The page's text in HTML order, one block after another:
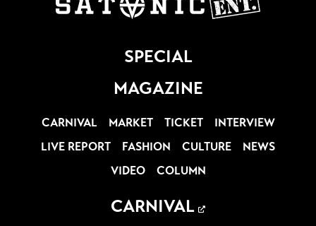
SPECIAL
MAGAZINE
CARNIVAL MARKET TICKET
INTERVIEW
LIVE REPORT
FASHION CULTURE
NEWS
VIDEO
COLUMN
CARNIVAL